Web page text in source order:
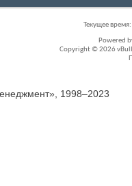
Текущее время:
Powered
Copyright © 2026
1998–2023